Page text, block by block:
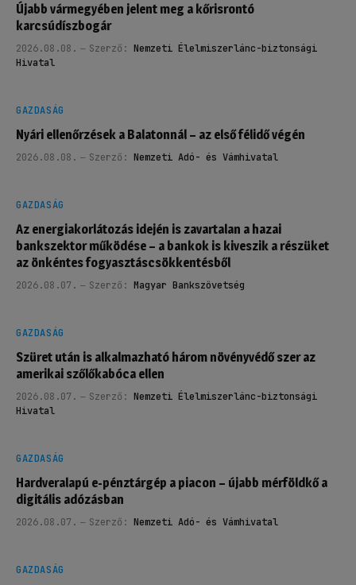
Újabb vármegyében jelent meg a kőrisrontó
karcsúdíszbogár
2026.08.08. Szerző: Nemzeti Élelmiszerlánc-biztonsági
Hivatal
GAZDASÁG
Nyári ellenőrzések a Balatonnál – az első félidő végén
2026.08.08. Szerző: Nemzeti Adó- és Vámhivatal
GAZDASÁG
Az energiakorlátozás idején is zavartalan a hazai
bankszektor működése – a bankok is kiveszik a részüket
az önkéntes fogyasztáscsökkentésből
2026.08.07. Szerző: Magyar Bankszövetség
GAZDASÁG
Szüret után is alkalmazható három növényvédő szer az
amerikai szőlőkabóca ellen
2026.08.07. Szerző: Nemzeti Élelmiszerlánc-biztonsági
Hivatal
GAZDASÁG
Hardveralapú e-pénztárgép a piacon – újabb mérföldkő a
digitális adózásban
2026.08.07. Szerző: Nemzeti Adó- és Vámhivatal
GAZDASÁG